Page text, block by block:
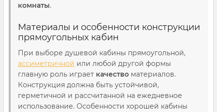
комнаты.
Материалы и особенности конструкции
прямоугольных кабин
При выборе душевой кабины прямоугольной,
ассиметричной или любой другой формы
главную роль играет качество материалов.
Конструкция должна быть устойчивой,
герметичной и рассчитанной на ежедневное
использование. Особенности хорошей кабины